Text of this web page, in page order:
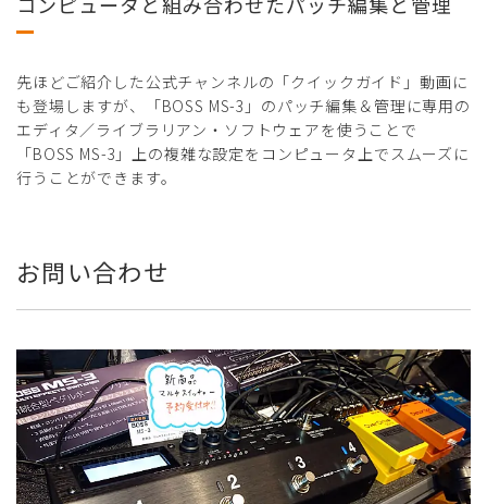
先ほどご紹介した公式チャンネルの「クイックガイド」動画に
も登場しますが、「BOSS MS-3」のパッチ編集＆管理に専用の
エディタ／ライブラリアン・ソフトウェアを使うことで
「BOSS MS-3」上の複雑な設定をコンピュータ上でスムーズに
行うことができます。
お問い合わせ